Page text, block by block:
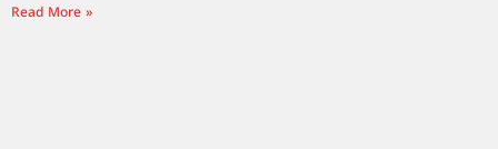
Read More »